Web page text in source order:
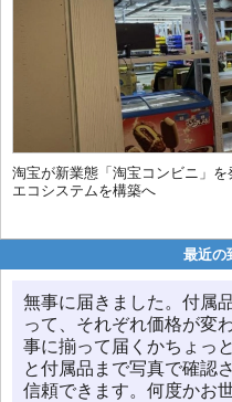
淘宝が新業態「淘宝コンビニ」
エコシステムを構築へ
最近の
無事に届きました。付属
って、それぞれ価格が変
事に揃って届くかちょっ
と付属品まで写真で確認
信頼できます。何度かお